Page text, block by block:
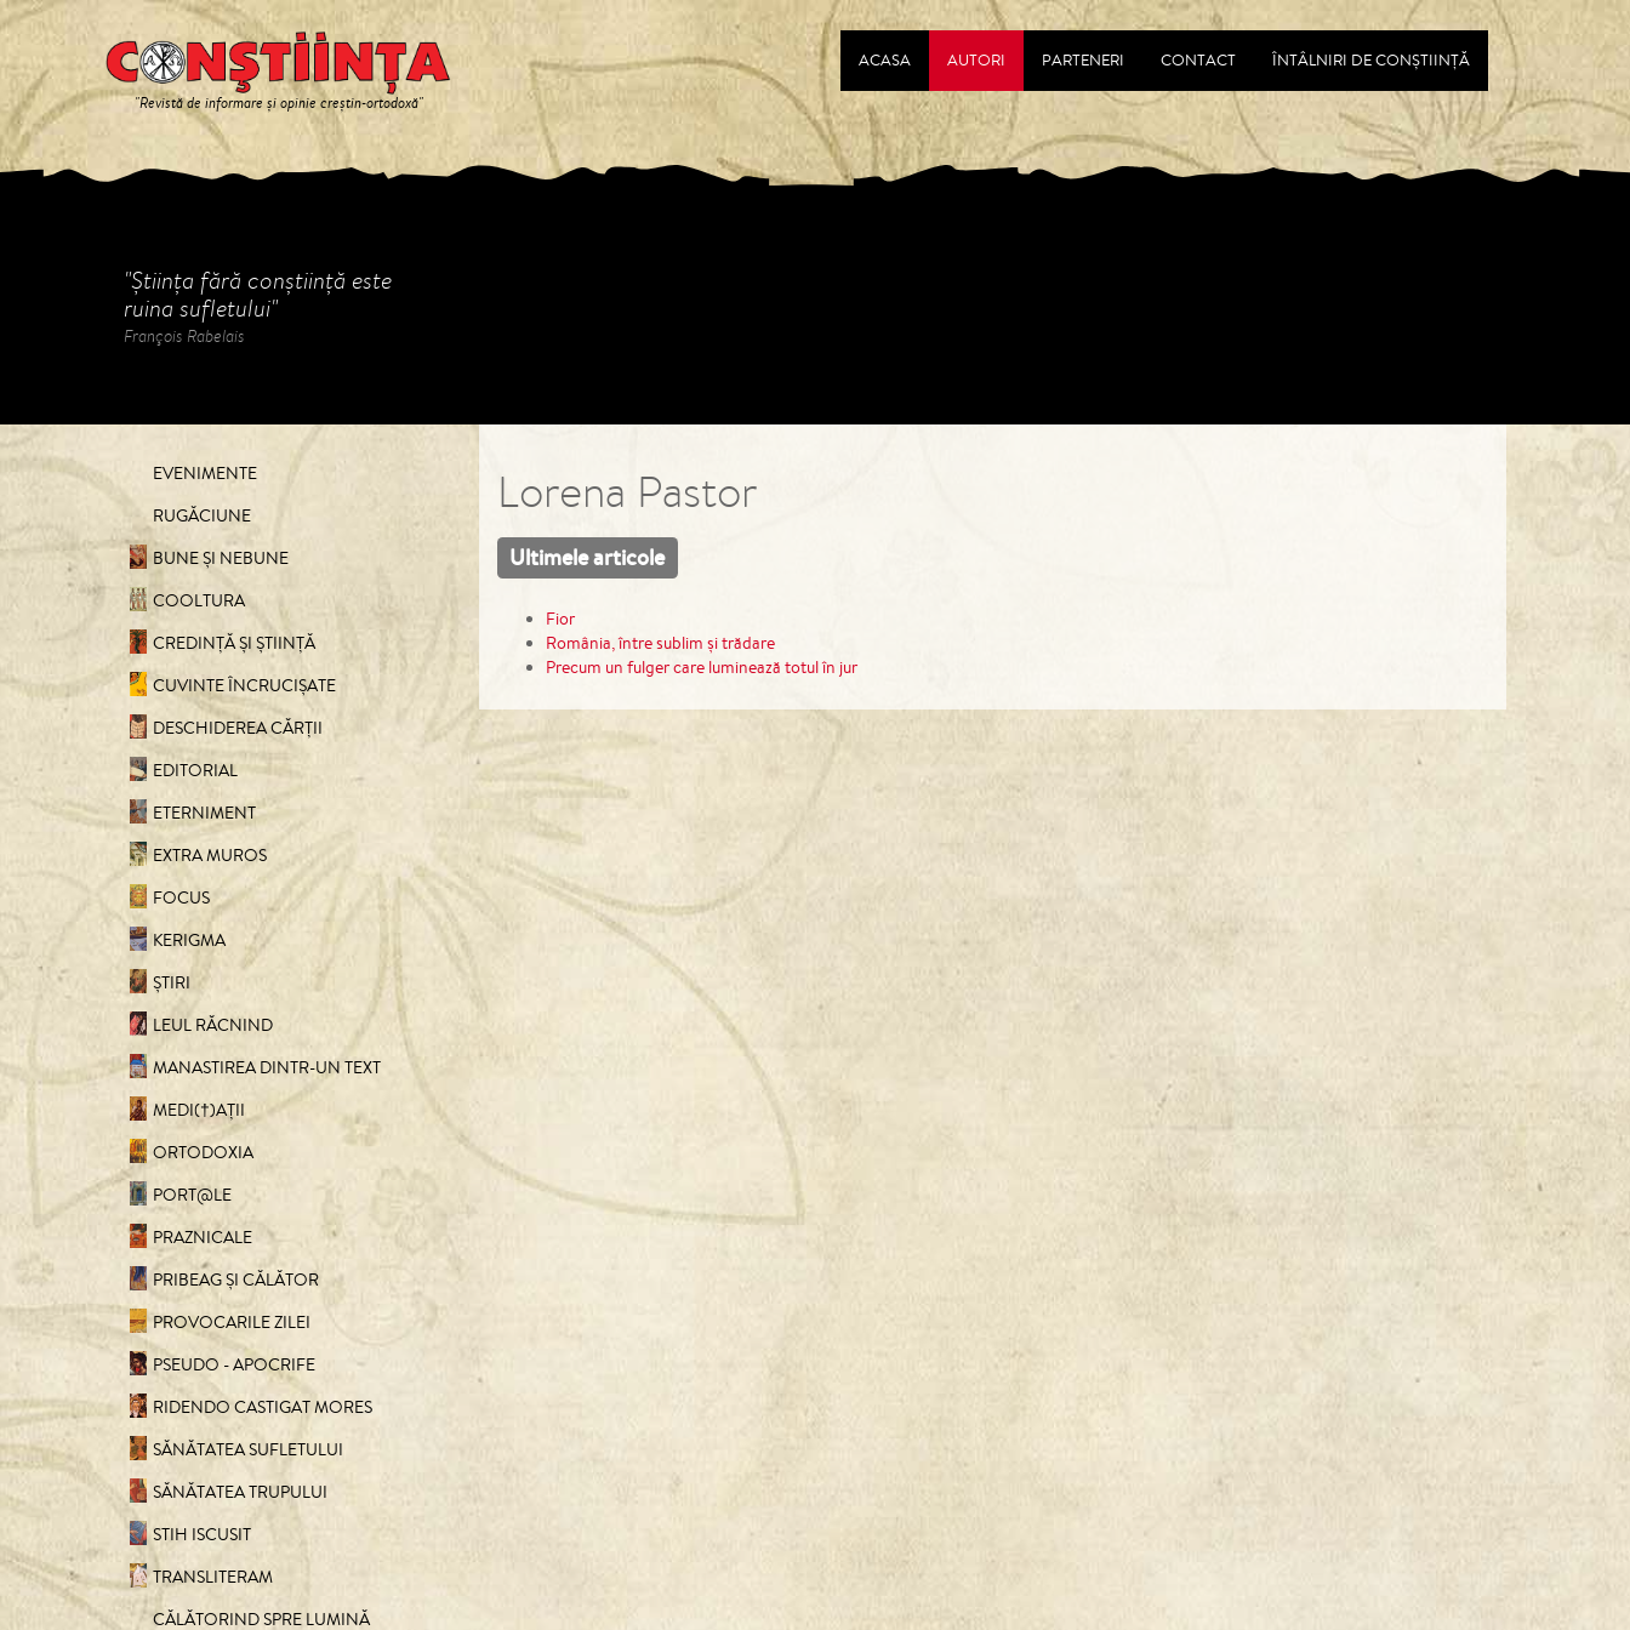
"Revistă de informare și opinie creștin-ortodoxă"
ACASA AUTORI PARTENERI CONTACT ÎNTÂLNIRI DE CONȘTIINȚĂ
"Știința fără conștiință este
ruina sufletului"
François Rabelais
Lorena Pastor
Ultimele articole
Fior
România, între sublim și trădare
Precum un fulger care luminează totul în jur
EVENIMENTE
RUGĂCIUNE
BUNE ȘI NEBUNE
COOLTURA
CREDINȚĂ ȘI ȘTIINȚĂ
CUVINTE ÎNCRUCIŞATE
DESCHIDEREA CĂRȚII
EDITORIAL
ETERNIMENT
EXTRA MUROS
FOCUS
KERIGMA
ȘTIRI
LEUL RĂCNIND
MANASTIREA DINTR-UN TEXT
MEDI(†)AȚII
ORTODOXIA
PORT@LE
PRAZNICALE
PRIBEAG ȘI CĂLĂTOR
PROVOCARILE ZILEI
PSEUDO - APOCRIFE
RIDENDO CASTIGAT MORES
SĂNĂTATEA SUFLETULUI
SĂNĂTATEA TRUPULUI
STIH ISCUSIT
TRANSLITERAM
CĂLĂTORIND SPRE LUMINĂ